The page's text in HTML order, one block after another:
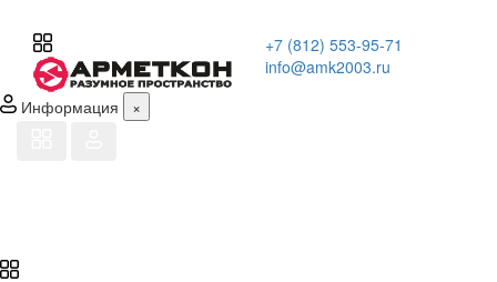
+7 (812) 553-95-71
info@amk2003.ru
Информация
×